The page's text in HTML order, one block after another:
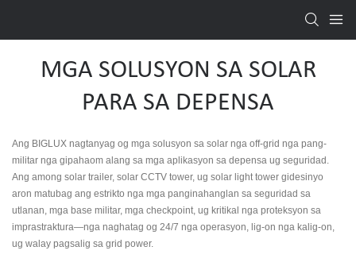
MGA SOLUSYON SA SOLAR
PARA SA DEPENSA
Ang BIGLUX nagtanyag og mga solusyon sa solar nga off-grid nga pang-
militar nga gipahaom alang sa mga aplikasyon sa depensa ug seguridad.
Ang among solar trailer, solar CCTV tower, ug solar light tower gidesinyo
aron matubag ang estrikto nga mga panginahanglan sa seguridad sa
utlanan, mga base militar, mga checkpoint, ug kritikal nga proteksyon sa
imprastraktura—nga naghatag og 24/7 nga operasyon, lig-on nga kalig-on,
ug walay pagsalig sa grid power.